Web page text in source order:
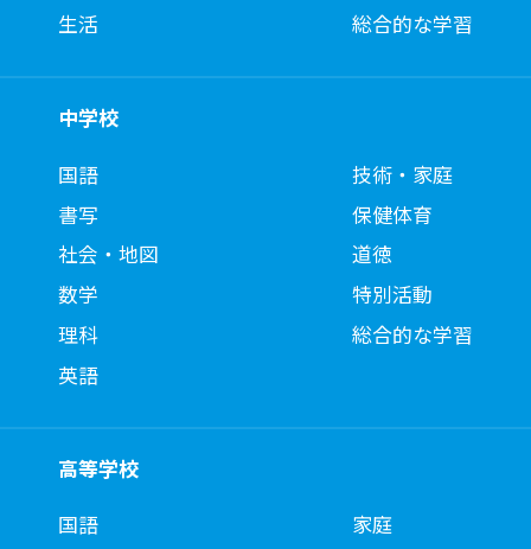
生活
総合的な学習
中学校
国語
書写
社会・地図
数学
理科
英語
技術・家庭
保健体育
道徳
特別活動
総合的な学習
高等学校
国語
家庭